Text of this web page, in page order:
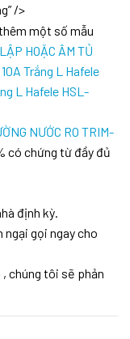
/>
một số mẫu
HOẶC ÂM TỦ
Trắng L Hafele
L Hafele HSL-
NƯỚC RO TRIM-
có chứng từ đầy đủ
định kỳ.
ngại gọi ngay cho
, chúng tôi sẽ phản